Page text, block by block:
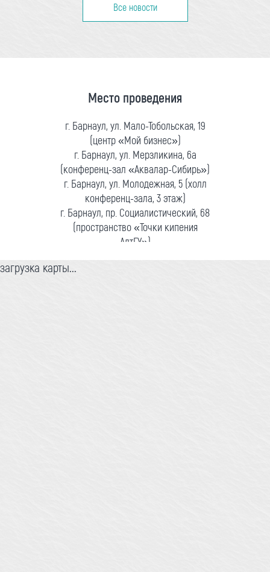
Все новости
Место проведения
г. Барнаул, ул. Мало-Тобольская, 19
(центр «Мой бизнес»)
г. Барнаул, ул. Мерзликина, 6а
(конференц-зал «Аквалар-Сибирь»)
г. Барнаул, ул. Молодежная, 5 (холл
конференц-зала, 3 этаж)
г. Барнаул, пр. Социалистический, 68
(пространство «Точки кипения
АлтГУ»)
загрузка карты...